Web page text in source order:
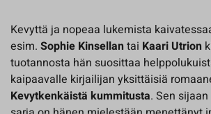
Kevyttä ja nopeaa lukemista
esim. Sophie Kinsellantai Kaari Utrion
tuotannosta hän suosittaa
kaipaavalle kirjailijan yksittäisiä
Kevytkenkäistä kummitusta. Sen sijaan